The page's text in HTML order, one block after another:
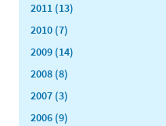
2011 (13)
2010 (7)
2009 (14)
2008 (8)
2007 (3)
2006 (9)